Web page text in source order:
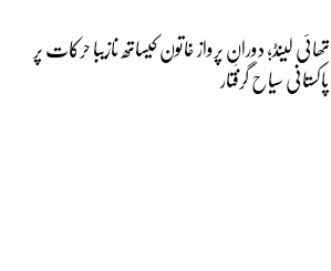
تھائی لینڈ؛ دورانِ پرواز خاتون کیساتھ نازیبا حرکات پر
پاکستانی سیاح گرفتار